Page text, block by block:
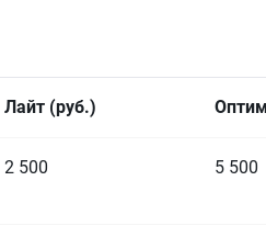
Лайт (руб.)
2 500 5 500